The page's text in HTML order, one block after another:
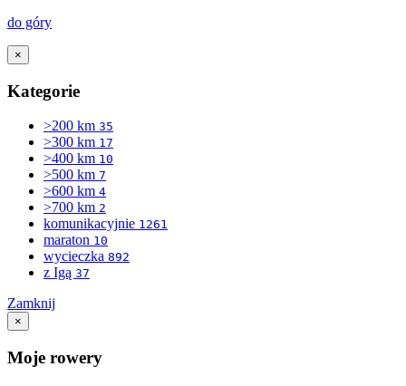
do góry
×
Kategorie
>200 km 35
>300 km 17
>400 km 10
>500 km 7
>600 km 4
>700 km 2
komunikacyjnie 1261
maraton 10
wycieczka 892
z Igą 37
Zamknij
×
Moje rowery